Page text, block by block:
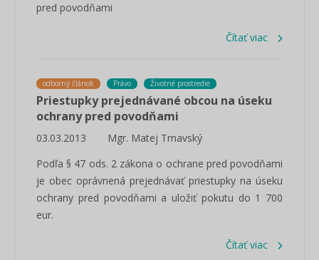
pred povodňami
Čítať viac
odborný článok Právo Životné prostredie
Priestupky prejednávané obcou na úseku
ochrany pred povodňami
03.03.2013
Mgr. Matej Trnavský
Podľa § 47 ods. 2 zákona o ochrane pred povodňami
je obec oprávnená prejednávať priestupky na úseku
ochrany pred povodňami a uložiť pokutu do 1 700
eur.
Čítať viac